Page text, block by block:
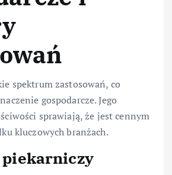
spektrum zastosowań, co
gospodarcze. Jego
sprawiają, że jest cennym
kluczowych branżach.
piekarniczy